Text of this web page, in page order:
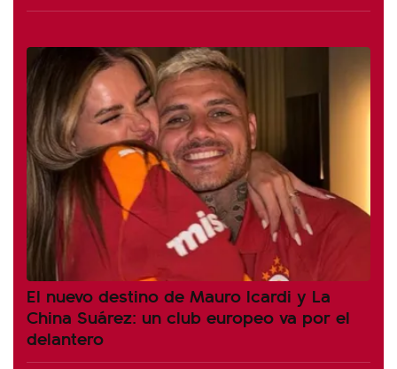
El nuevo destino de Mauro Icardi y La
China Suárez: un club europeo va por el
delantero